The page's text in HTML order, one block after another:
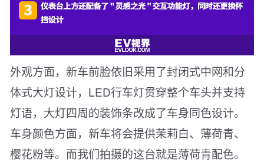
外观方面，新车前脸依旧采用了封闭式中网和分
体式大灯设计，LED行车灯贯穿整个车头并支持
灯语，大灯四周的装饰条改成了车身同色设计。
车身颜色方面，新车将会提供茉莉白、薄荷青、
樱花粉等。而我们拍摄的这台就是薄荷青配色。